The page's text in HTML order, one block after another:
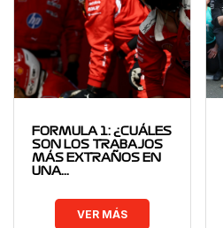
FORMULA 1: ¿CUÁLES
SON LOS TRABAJOS
MÁS EXTRAÑOS EN
UNA…
VER MÁS